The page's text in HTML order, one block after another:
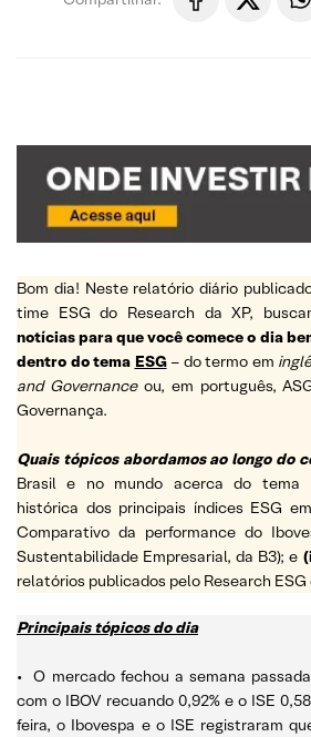
Bom dia! Neste relatório diário
time ESG do Research da XP,
notícias para que você comece o dia
dentro do tema ESG – do termo em
and Governance ou, em português,
Governança.
Quais tópicos abordamos ao longo do
Brasil e no mundo acerca do tema
histórica dos principais índices ESG
Comparativo da performance do
Sustentabilidade Empresarial, da B3); e
relatórios publicados pelo Research ESG
Principais tópicos do dia
• O mercado fechou a semana
com o IBOV recuando 0,92% e o ISE
feira, o Ibovespa e o ISE registraram